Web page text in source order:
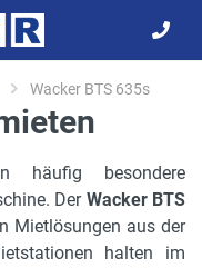
Wacker BTS 635s
häufig besondere
Der Wacker BTS
Mietlösungen aus der
halten im